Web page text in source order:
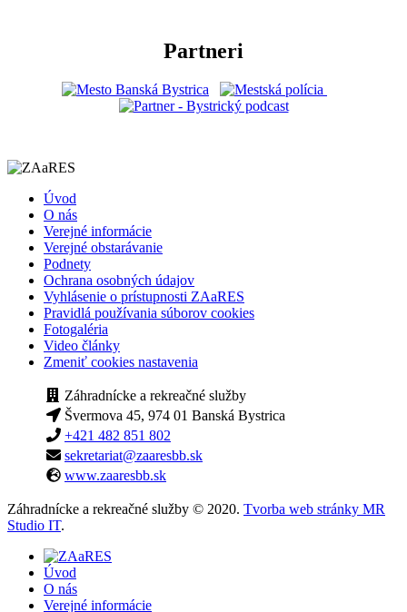
Partneri
Úvod
O nás
Verejné informácie
Verejné obstarávanie
Podnety
Ochrana osobných údajov
Vyhlásenie o prístupnosti ZAaRES
Pravidlá používania súborov cookies
Fotogaléria
Video články
Zmeniť cookies nastavenia
Záhradnícke a rekreačné služby
Švermova 45, 974 01 Banská Bystrica
+421 482 851 802
sekretariat@zaaresbb.sk
www.zaaresbb.sk
Záhradnícke a rekreačné služby © 2020. Tvorba web stránky MR
Studio IT.
Úvod
O nás
Verejné informácie